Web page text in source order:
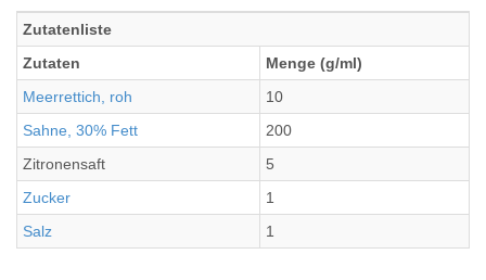
Zutatenliste
Zutaten
Menge (g/ml)
Meerrettich, roh
10
Sahne, 30% Fett
200
Zitronensaft
5
Zucker
1
Salz
1